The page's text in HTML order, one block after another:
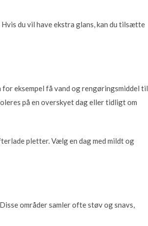
du vil have ekstra glans, kan du tilsætte
eksempel få vand og rengøringsmiddel til
på en overskyet dag eller tidligt om
pletter. Vælg en dag med mildt og
områder samler ofte støv og snavs,